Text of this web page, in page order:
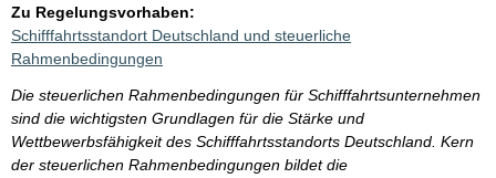
Zu Regelungsvorhaben:
Schifffahrtsstandort Deutschland und steuerliche
Rahmenbedingungen
Die steuerlichen Rahmenbedingungen für Schifffahrtsunternehmen
sind die wichtigsten Grundlagen für die Stärke und
Wettbewerbsfähigkeit des Schifffahrtsstandorts Deutschland. Kern
der steuerlichen Rahmenbedingungen bildet die